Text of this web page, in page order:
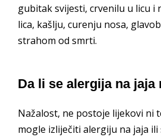
gubitak svijesti, crvenilu u licu i
lica, kašlju, curenju nosa,
strahom od smrti.
Da li se alergija na
Nažalost, ne postoje lijekovi ni
mogle izliječiti alergiju na jaja